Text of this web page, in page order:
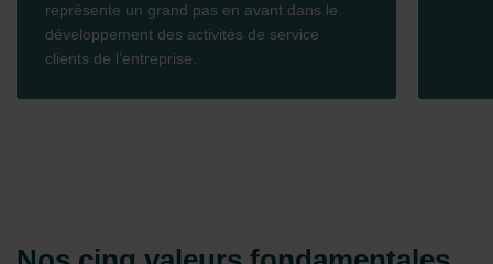
représente un grand pas en avant dans le
développement des activités de service
clients de l’entreprise.